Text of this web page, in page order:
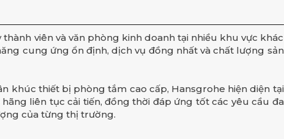
viên và văn phòng kinh doanh tại nhiều khu vực khác
cung ứng ổn định, dịch vụ đồng nhất và chất lượng sản
khúc thiết bị phòng tắm cao cấp, Hansgrohe hiện diện tại
liên tục cải tiến, đồng thời đáp ứng tốt các yêu cầu đa
của từng thị trường.